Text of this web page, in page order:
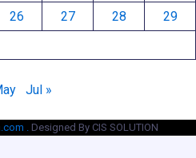
26 27 28
29
Jul »
. Designed By CIS SOLUTION